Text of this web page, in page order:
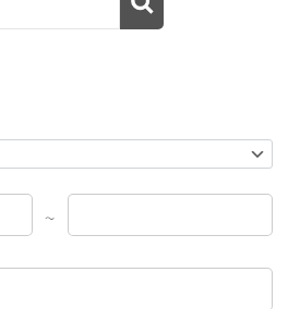
～